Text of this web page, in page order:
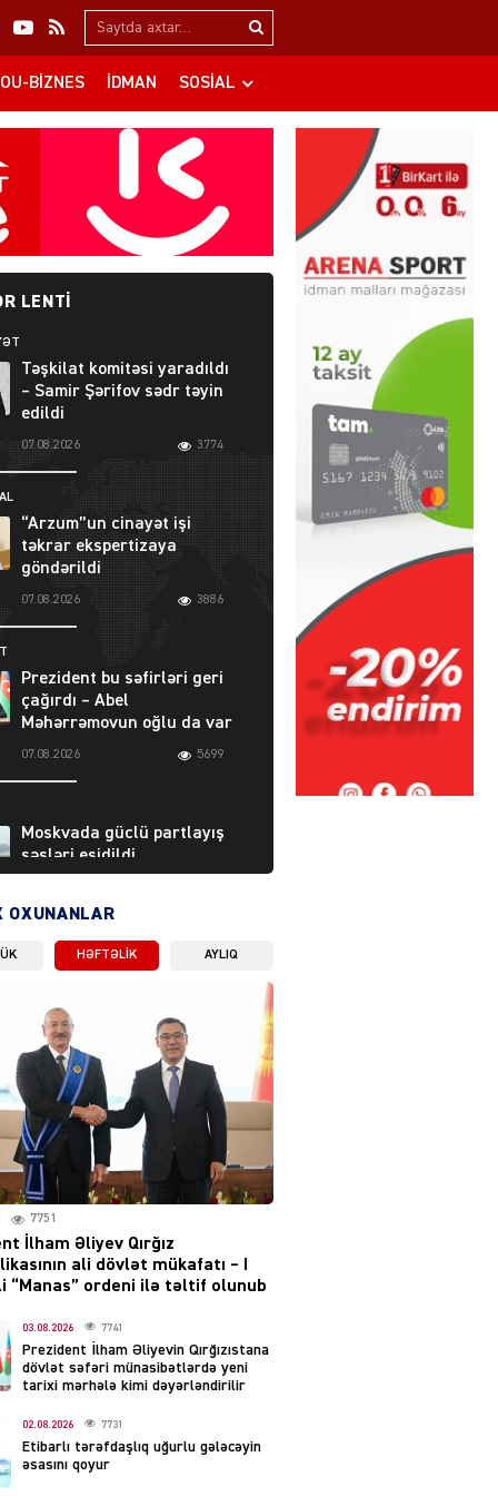
Search…
BIZNES İDMAN SOSIAL
LENTI
Təşkilat komitəsi yaradıldı
– Samir Şərifov sədr təyin
edildi
07.08.2026 3774
“Arzum”un cinayət işi
təkrar ekspertizaya
göndərildi
07.08.2026 3886
Prezident bu səfirləri geri
çağırdı – Abel
Məhərrəmovun oğlu da var
07.08.2026 5699
Moskvada güclü partlayış
səsləri eşidildi
Rusiya-Ukrayna
irəliləyiş var – Tramp
07.08.2026
Prezident 2 fərman
imzaladı
07.08.2026 5477
Tehran və İrəvandan
“Tramp yolu”na HƏMLƏ –
07.08.2026
açıldı – Ər-arvadı yandırıb
evdəki pulu oğurlayıbmış
OXUNANLAR
HƏFTƏLIK AYLIQ
7751
İlham Əliyev Qırğız
ali dövlət mükafatı – I
“Manas” ordeni ilə təltif olunub
03.08.2026 7741
Prezident İlham Əliyevin Qırğızıstana
dövlət səfəri münasibətlərdə yeni
tarixi mərhələ kimi dəyərləndirilir
02.08.2026 7731
Etibarlı tərəfdaşlıq uğurlu gələcəyin
əsasını qoyur